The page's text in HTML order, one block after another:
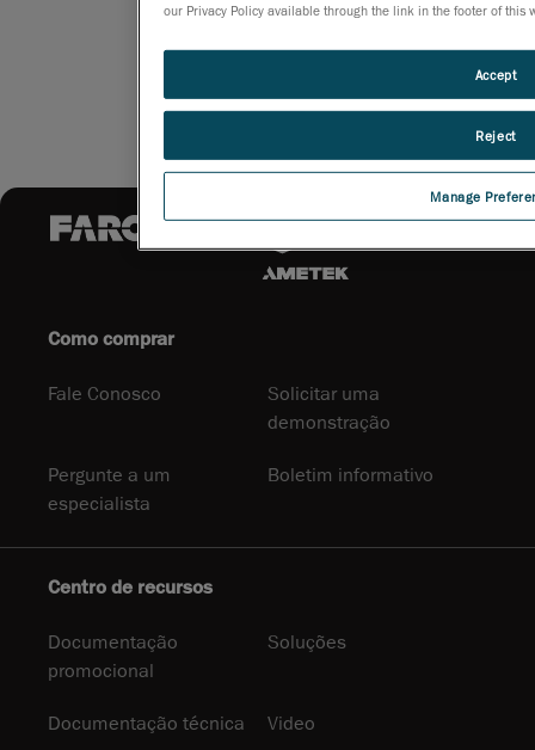
Como comprar
Fale Conosco
Solicitar uma
demonstração
Pergunte a um
especialista
Boletim informativo
Centro de recursos
Documentação
promocional
Soluções
Documentação técnica Video
our Privacy Policy available through the link in the footer of this
Manage
Reject
Accept